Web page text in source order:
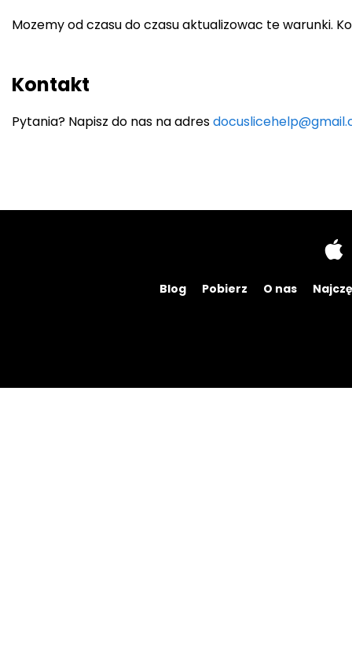
Mozemy od czasu do czasu aktualizowac te warunki.
Kontakt
Pytania? Napisz do nas na adres
Blog Pobierz O nas